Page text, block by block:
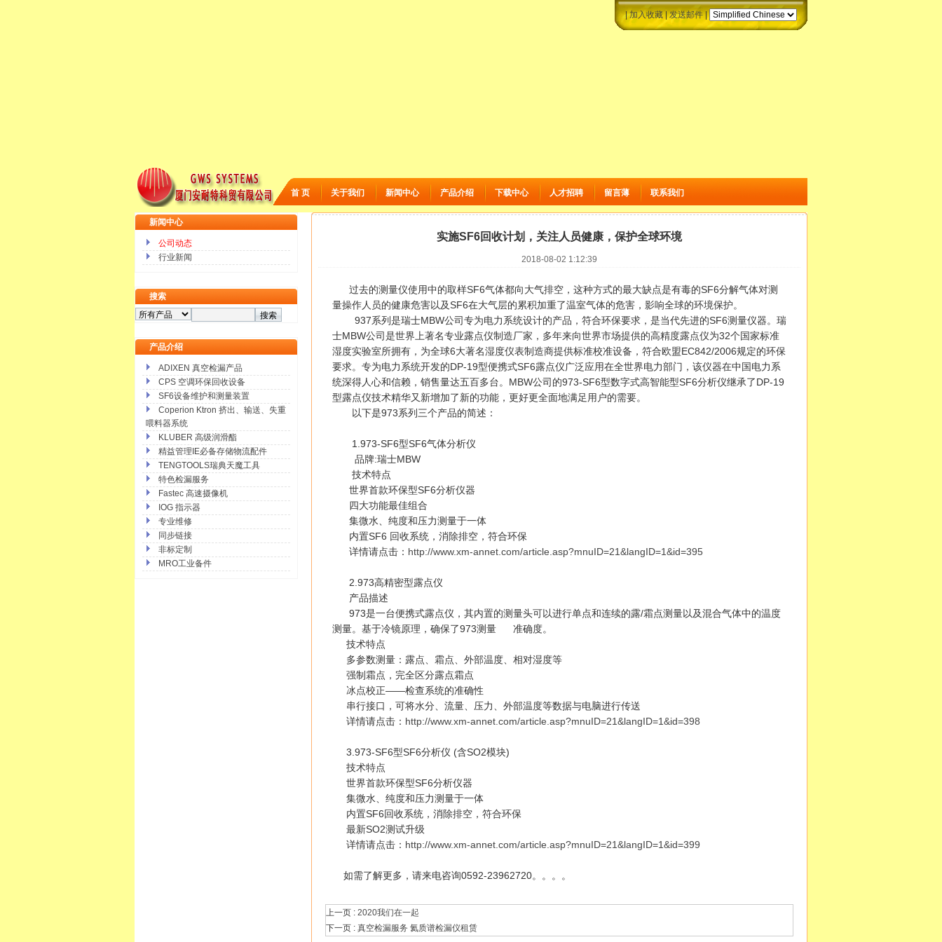
|加入收藏|发送邮件|
首 页 关于我们 新闻中心 产品介绍 下载中心 人才招聘 留言薄 联系我们
新闻中心
公司动态
行业新闻
搜索
产品介绍
ADIXEN 真空检漏产品
CPS 空调环保回收设备
SF6设备维护和测量装置
Coperion Ktron 挤出、输送、失重
喂料器系统
KLUBER 高级润滑酯
精益管理IE必备存储物流配件
TENGTOOLS瑞典天魔工具
特色检漏服务
Fastec 高速摄像机
IOG 指示器
专业维修
同步链接
非标定制
MRO工业备件
实施SF6回收计划，关注人员健康，保护全球环境
2018-08-02 1:12:39
过去的测量仪使用中的取样SF6气体都向大气排空，这种方式的最大缺点是有毒的SF6分解气体对测
量操作人员的健康危害以及SF6在大气层的累积加重了温室气体的危害，影响全球的环境保护。
937系列是瑞士MBW公司专为电力系统设计的产品，符合环保要求，是当代先进的SF6测量仪器。瑞
士MBW公司是世界上著名专业露点仪制造厂家，多年来向世界市场提供的高精度露点仪为32个国家标准
湿度实验室所拥有，为全球6大著名湿度仪表制造商提供标准校准设备，符合欧盟EC842/2006规定的环保
要求。专为电力系统开发的DP-19型便携式SF6露点仪广泛应用在全世界电力部门，该仪器在中国电力系
统深得人心和信赖，销售量达五百多台。MBW公司的973-SF6型数字式高智能型SF6分析仪继承了DP-19
型露点仪技术精华又新增加了新的功能，更好更全面地满足用户的需要。
以下是973系列三个产品的简述：
1.973-SF6型SF6气体分析仪
品牌:瑞士MBW
技术特点
世界首款环保型SF6分析仪器
四大功能最佳组合
集微水、纯度和压力测量于一体
内置SF6 回收系统，消除排空，符合环保
详情请点击： http://www.xm-annet.com/article.asp?mnuID=21&langID=1&id=395
2.973高精密型露点仪
产品描述
973是一台便携式露点仪，其内置的测量头可以进行单点和连续的露/霜点测量以及混合气体中的温度
测量。基于冷镜原理，确保了973测量 准确度。
技术特点
多参数测量：露点、霜点、外部温度、相对湿度等
强制霜点，完全区分露点霜点
冰点校正——检查系统的准确性
串行接口，可将水分、流量、压力、外部温度等数据与电脑进行传送
详情请点击： http://www.xm-annet.com/article.asp?mnuID=21&langID=1&id=398
3.973-SF6型SF6分析仪 (含SO2模块)
技术特点
世界首款环保型SF6分析仪器
集微水、纯度和压力测量于一体
内置SF6回收系统，消除排空，符合环保
最新SO2测试升级
详情请点击： http://www.xm-annet.com/article.asp?mnuID=21&langID=1&id=399
如需了解更多，请来电咨询0592-23962720。。。。
上一页 : 2020我们在一起
下一页 : 真空检漏服务 氦质谱检漏仪租赁